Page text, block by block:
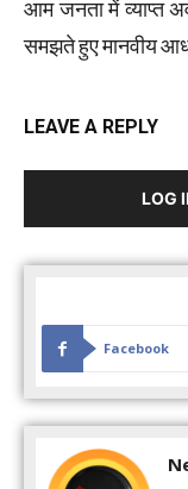
आम जनता में व्याप्त
समझते हुए मानवीय
LEAVE A REPLY
LOG
Facebook